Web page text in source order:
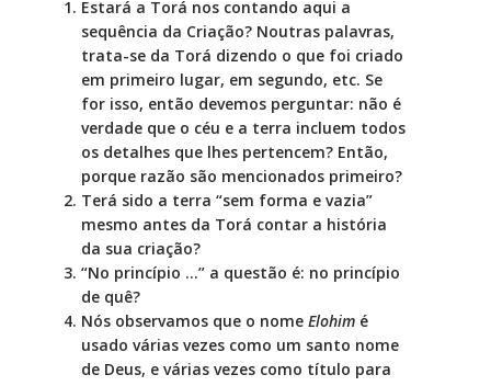
Estará a Torá nos contando aqui a
sequência da Criação? Noutras palavras,
trata-se da Torá dizendo o que foi criado
em primeiro lugar, em segundo, etc. Se
for isso, então devemos perguntar: não é
verdade que o céu e a terra incluem todos
os detalhes que lhes pertencem? Então,
porque razão são mencionados primeiro?
Terá sido a terra “sem forma e vazia”
mesmo antes da Torá contar a história
da sua criação?
“No princípio …” a questão é: no princípio
de quê?
Nós observamos que o nome Elohim é
usado várias vezes como um santo nome
de Deus, e várias vezes como título para